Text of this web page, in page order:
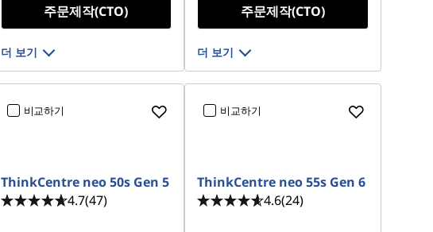
주문제작(CTO)
더 보기
주문제작(CTO)
더 보기
비교하기
ThinkCentre neo 50s Gen 5
4.7(47)
비교하기
ThinkCentre neo 55s Gen 6
4.6(24)